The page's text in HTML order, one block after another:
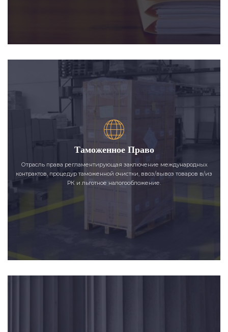
Таможенное Право
Отрасль права регламентирующая заключение международных
контрактов, процедур таможенной очистки, ввоз/вывоз товаров в/из
РК и льготное налогообложение.